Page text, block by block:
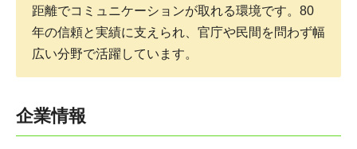
距離でコミュニケーションが取れる環境です。80
年の信頼と実績に支えられ、官庁や民間を問わず幅
広い分野で活躍しています。
企業情報